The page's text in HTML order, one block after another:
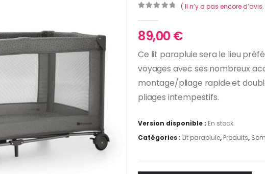
( Il n’y a pas encore d’avis.
89,00 €
Ce lit parapluie sera le lieu
voyages avec ses nombreux
montage/pliage rapide et
pliages intempestifs.
Version disponible : En stock
Catégories : Lit parapluie, Produits,